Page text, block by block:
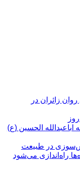
زائران در
الحسین (ع)
در طبیعت
راه‌اندازی می‌شود